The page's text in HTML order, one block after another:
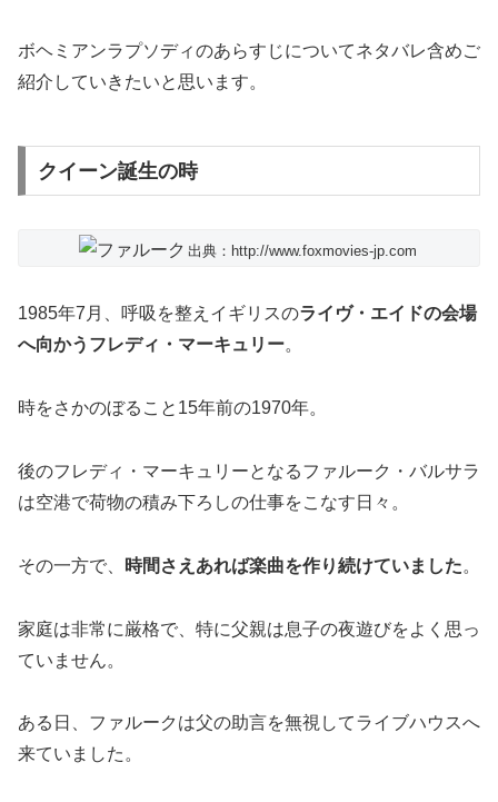
ボヘミアンラプソディのあらすじについてネタバレ含めご
紹介していきたいと思います。
クイーン誕生の時
出典：http://www.foxmovies-jp.com
1985年7月、呼吸を整えイギリスのライヴ・エイドの会場
へ向かうフレディ・マーキュリー。
時をさかのぼること15年前の1970年。
後のフレディ・マーキュリーとなるファルーク・バルサラ
は空港で荷物の積み下ろしの仕事をこなす日々。
その一方で、 時間さえあれば楽曲を作り続けていました。
家庭は非常に厳格で、特に父親は息子の夜遊びをよく思っ
ていません。
ある日、ファルークは父の助言を無視してライブハウスへ
来ていました。